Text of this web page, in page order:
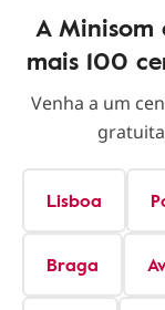
A Minisom
mais 100
Venha a um
Lisboa
Braga